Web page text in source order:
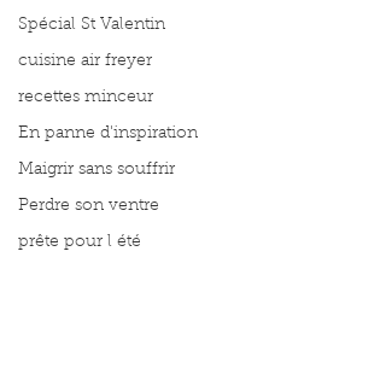
Spécial St Valentin
cuisine air freyer
recettes minceur
En panne d'inspiration
Maigrir sans souffrir
Perdre son ventre
prête pour l été